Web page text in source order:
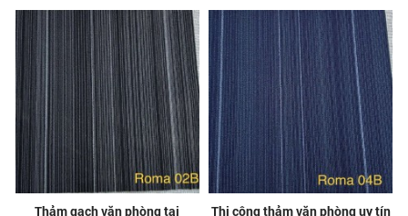
Thảm gạch văn phòng tại
Thi công thảm văn phòng uy tín